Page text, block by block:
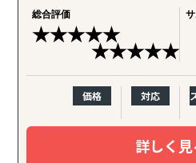
総合評価
★★★★★
★★★★★
価格 対応
詳しく見